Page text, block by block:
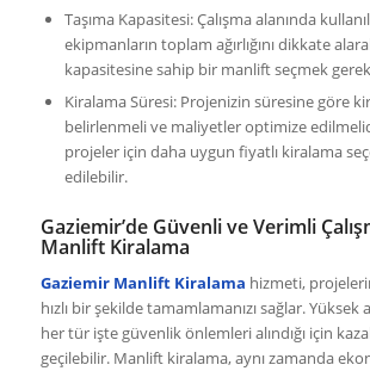
Taşıma Kapasitesi: Çalışma alanında
ekipmanların toplam ağırlığını dikkate
kapasitesine sahip bir manlift seçmek
Kiralama Süresi: Projenizin süresine göre
belirlenmeli ve maliyetler optimize
projeler için daha uygun fiyatlı kiralama
edilebilir.
Gaziemir’de Güvenli ve Verimli
Manlift Kiralama
Gaziemir Manlift Kiralama hizmeti,
hızlı bir şekilde tamamlamanızı sağlar. Yüksek
her tür işte güvenlik önlemleri alındığı için
geçilebilir. Manlift kiralama, aynı zamanda